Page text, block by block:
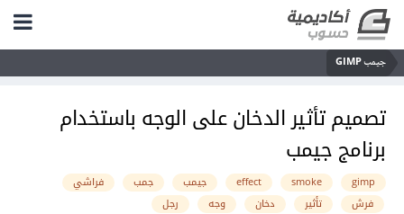
جيمب GIMP
تصميم تأثير الدخان على الوجه باستخدام
برنامج جيمب
gimp
smoke
effect جيمب جمب
فراشي
فرش
تأثير دخان وجه رجل